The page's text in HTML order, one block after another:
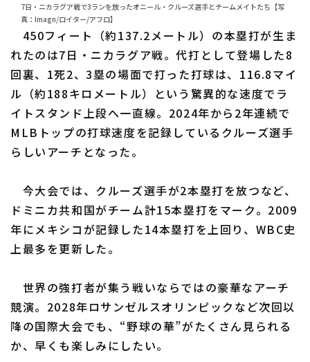
7日・ニカラグア戦で3ランを放ったオニール・クルーズ選手とチームメイトたち【写
真：Imagn/ロイター/アフロ】
450フィート（約137.2メートル）の本塁打が生ま
れたのは7日・ニカラグア戦。代打として登場した8
回裏、1死2、3塁の場面で打った打球は、116.8マイ
ル（約188キロメートル）という驚異的な速度でラ
イトスタンド上段へ一直線。2024年から2年連続で
MLBトップの打球速度を記録しているクルーズ選手
らしいアーチとなった。
今大会では、クルーズ選手が2本塁打を放つなど、
ドミニカ共和国がチーム計15本塁打をマーク。2009
年にメキシコが記録した14本塁打を上回り、WBC史
上最多を更新した。
世界の強打者が集う戦いならではの豪華なアーチ
競演。2028年ロサンゼルスオリンピックなど次回以
降の国際大会でも、“野球の華”がたくさん見られる
か、早くも楽しみにしたい。